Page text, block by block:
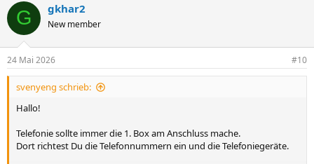
G gkhar2
New member
24 Mai 2026 #10
svenyeng schrieb:
Hallo!
Telefonie sollte immer die 1. Box am Anschluss mache.
Dort richtest Du die Telefonnummern ein und die Telefoniegeräte.